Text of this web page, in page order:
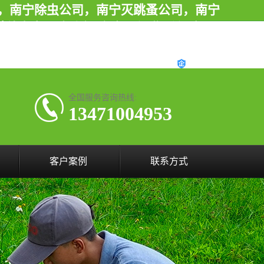
南宁除虫公司，南宁灭跳蚤公司，南宁
全国服务咨询热线:
13471004953
客户案例 联系方式